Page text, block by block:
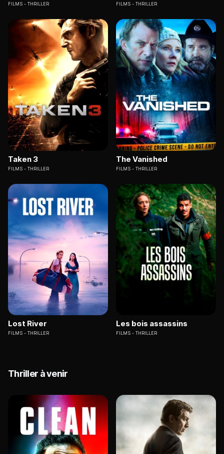
FILMS THRILLER FILMS THRILLER
Taken 3
FILMS THRILLER
The Vanished
FILMS THRILLER
Lost River
FILMS THRILLER
Les bois assassins
FILMS THRILLER
Thriller à venir